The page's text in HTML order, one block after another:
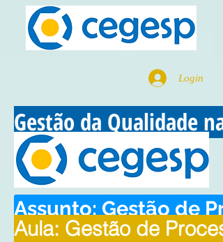
Login
Gestão da Qualidade
Assunto: Gestão de
Aula: Gestão de